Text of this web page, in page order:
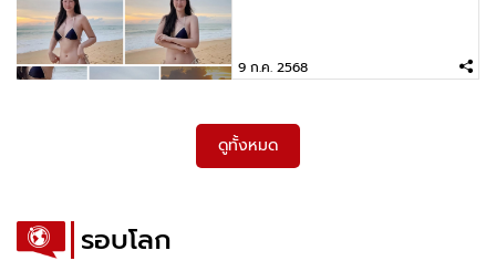
9 ก.ค. 2568
ดูทั้งหมด
รอบโลก